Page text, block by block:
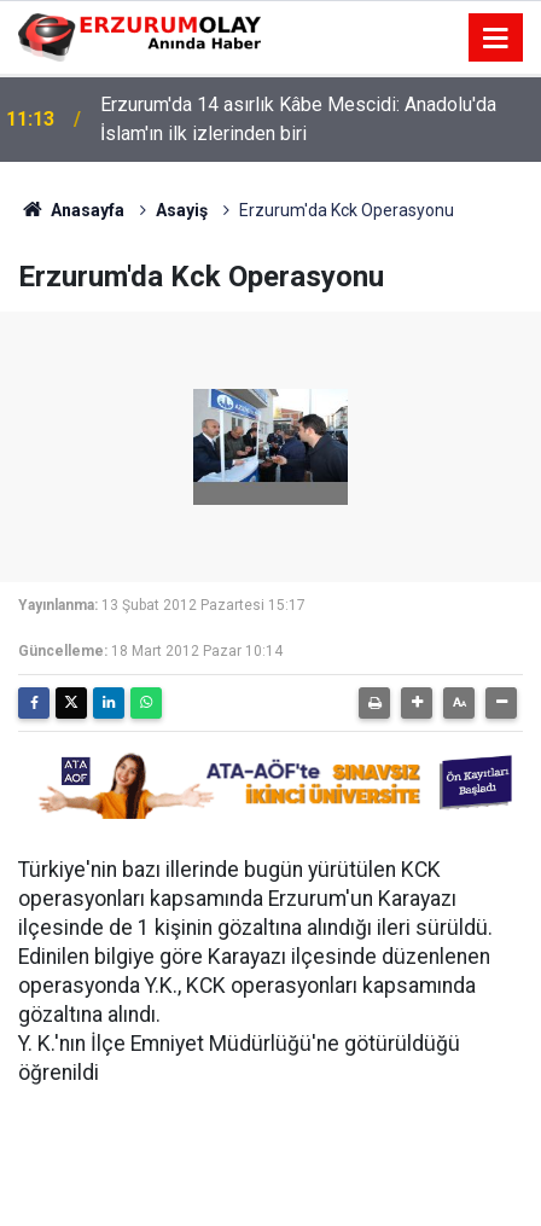
11:13
Erzurum'da 14 asırlık Kâbe Mescidi: Anadolu'da
İslam'ın ilk izlerinden biri
Anasayfa Asayiş Erzurum'da Kck Operasyonu
Erzurum'da Kck Operasyonu
Yayınlanma: 13 Şubat 2012 Pazartesi 15:17
Güncelleme: 18 Mart 2012 Pazar 10:14
Türkiye'nin bazı illerinde bugün yürütülen KCK
operasyonları kapsamında Erzurum'un Karayazı
ilçesinde de 1 kişinin gözaltına alındığı ileri sürüldü.
Edinilen bilgiye göre Karayazı ilçesinde düzenlenen
operasyonda Y.K., KCK operasyonları kapsamında
gözaltına alındı.
Y. K.'nın İlçe Emniyet Müdürlüğü'ne götürüldüğü
öğrenildi